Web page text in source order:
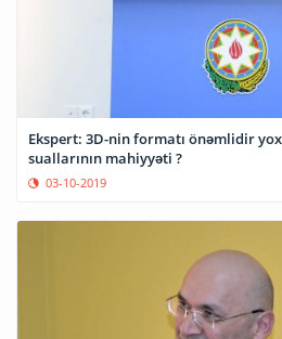
Ekspert: 3D-nin formatı önəmlidir
suallarının mahiyyəti ?
03-10-2019